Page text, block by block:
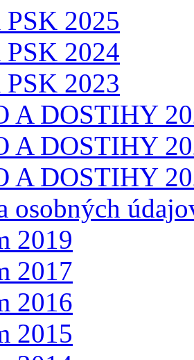
PSK 2025
PSK 2024
PSK 2023
A DOSTIHY
A DOSTIHY
A DOSTIHY
osobných
2019
2017
2016
2015